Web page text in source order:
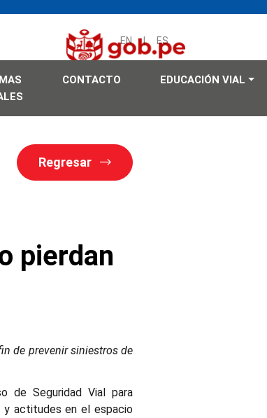
EN | ES
CONTACTO EDUCACIÓN VIAL
Regresar
pierdan
de prevenir siniestros de
de Seguridad Vial para
y actitudes en el espacio